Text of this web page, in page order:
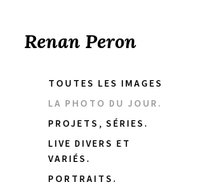
Renan Peron
TOUTES LES IMAGES
LA PHOTO DU JOUR.
PROJETS, SÉRIES.
LIVE DIVERS ET
VARIÉS.
PORTRAITS.